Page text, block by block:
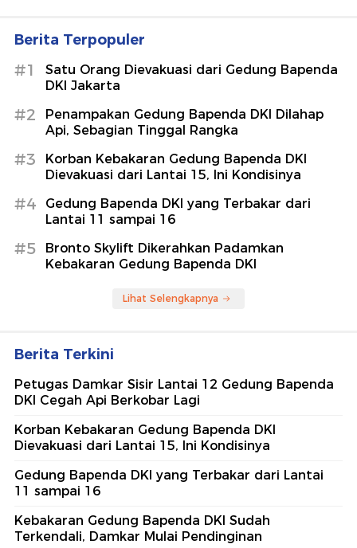
Berita Terpopuler
#1
Satu Orang Dievakuasi dari Gedung Bapenda
DKI Jakarta
#2
Penampakan Gedung Bapenda DKI Dilahap
Api, Sebagian Tinggal Rangka
#3
Korban Kebakaran Gedung Bapenda DKI
Dievakuasi dari Lantai 15, Ini Kondisinya
#4
Gedung Bapenda DKI yang Terbakar dari
Lantai 11 sampai 16
#5
Bronto Skylift Dikerahkan Padamkan
Kebakaran Gedung Bapenda DKI
Lihat Selengkapnya
Berita Terkini
Petugas Damkar Sisir Lantai 12 Gedung Bapenda
DKI Cegah Api Berkobar Lagi
Korban Kebakaran Gedung Bapenda DKI
Dievakuasi dari Lantai 15, Ini Kondisinya
Gedung Bapenda DKI yang Terbakar dari Lantai
11 sampai 16
Kebakaran Gedung Bapenda DKI Sudah
Terkendali, Damkar Mulai Pendinginan